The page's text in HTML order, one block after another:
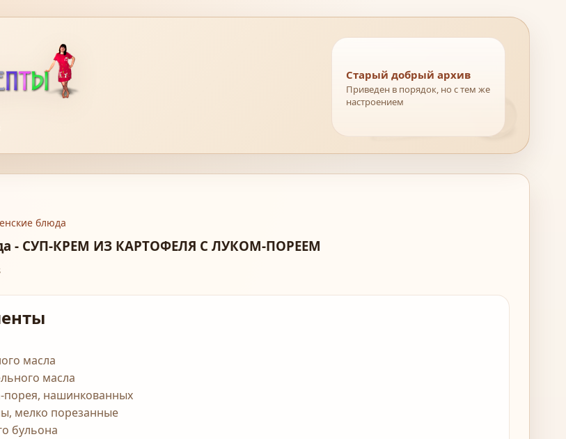
Старый добрый архив
Приведен в порядок, но с тем же
настроением
блюда
- СУП-КРЕМ ИЗ КАРТОФЕЛЯ С ЛУКОМ-ПОРЕЕМ
масла
масла
порея, нашинкованных
мелко порезанные
бульона